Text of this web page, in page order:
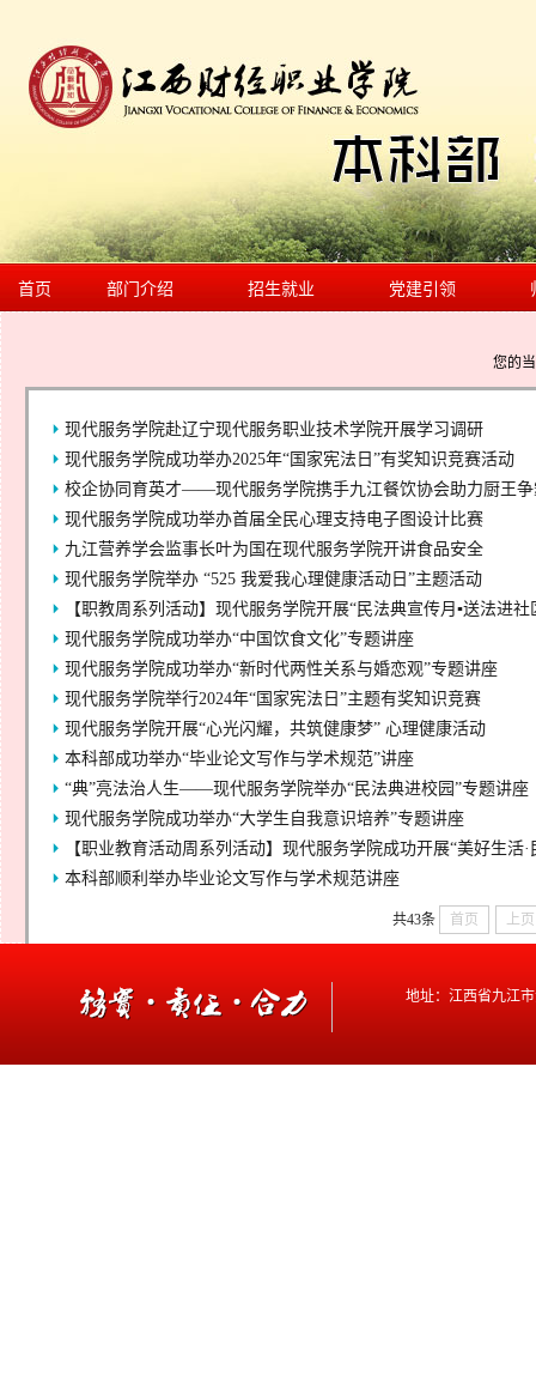
首页 部门介绍 招生就业 党建引领
您的
现代服务学院赴辽宁现代服务职业技术学院开展学习调研
现代服务学院成功举办2025年“国家宪法日”有奖知识竞赛活动
校企协同育英才——现代服务学院携手九江餐饮协会助力厨王争
现代服务学院成功举办首届全民心理支持电子图设计比赛
九江营养学会监事长叶为国在现代服务学院开讲食品安全
现代服务学院举办 “525 我爱我心理健康活动日”主题活动
【职教周系列活动】现代服务学院开展“民法典宣传月▪送法进社
​现代服务学院成功举办“中国饮食文化”专题讲座
现代服务学院成功举办“新时代两性关系与婚恋观”专题讲座
现代服务学院举行2024年“国家宪法日”主题有奖知识竞赛
现代服务学院开展“心光闪耀，共筑健康梦” 心理健康活动
本科部成功举办“毕业论文写作与学术规范”讲座
“典”亮法治人生——现代服务学院举办“民法典进校园”专题讲座
现代服务学院成功举办“大学生自我意识培养”专题讲座
【职业教育活动周系列活动】现代服务学院成功开展“美好生活
本科部顺利举办毕业论文写作与学术规范讲座
共43条 首页 上页
地址：江西省九江市